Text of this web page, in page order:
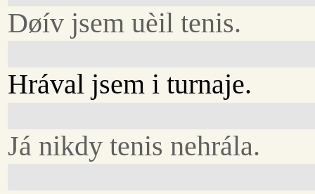
Døív jsem uèil tenis.
Hrával jsem i turnaje.
Já nikdy tenis nehrála.